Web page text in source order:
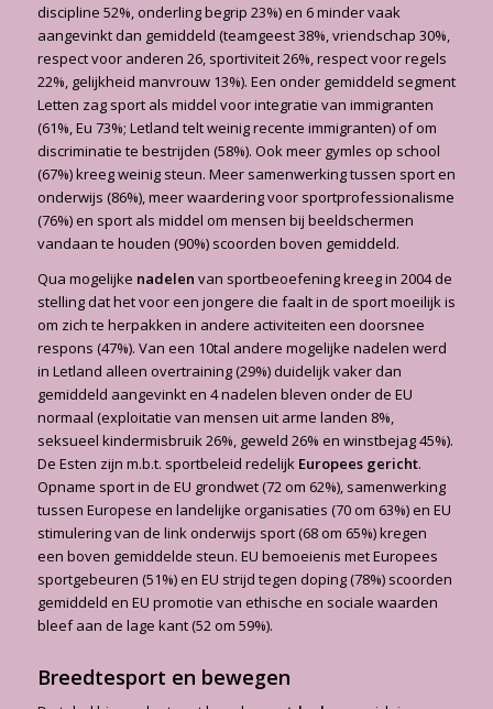
discipline 52%, onderling begrip 23%) en 6 minder vaak
aangevinkt dan gemiddeld (teamgeest 38%, vriendschap 30%,
respect voor anderen 26, sportiviteit 26%, respect voor regels
22%, gelijkheid manvrouw 13%). Een onder gemiddeld segment
Letten zag sport als middel voor integratie van immigranten
(61%, Eu 73%; Letland telt weinig recente immigranten) of om
discriminatie te bestrijden (58%). Ook meer gymles op school
(67%) kreeg weinig steun. Meer samenwerking tussen sport en
onderwijs (86%), meer waardering voor sportprofessionalisme
(76%) en sport als middel om mensen bij beeldschermen
vandaan te houden (90%) scoorden boven gemiddeld.
Qua mogelijke nadelen van sportbeoefening kreeg in 2004 de
stelling dat het voor een jongere die faalt in de sport moeilijk is
om zich te herpakken in andere activiteiten een doorsnee
respons (47%). Van een 10tal andere mogelijke nadelen werd
in Letland alleen overtraining (29%) duidelijk vaker dan
gemiddeld aangevinkt en 4 nadelen bleven onder de EU
normaal (exploitatie van mensen uit arme landen 8%,
seksueel kindermisbruik 26%, geweld 26% en winstbejag 45%).
De Esten zijn m.b.t. sportbeleid redelijk Europees gericht.
Opname sport in de EU grondwet (72 om 62%), samenwerking
tussen Europese en landelijke organisaties (70 om 63%) en EU
stimulering van de link onderwijs sport (68 om 65%) kregen
een boven gemiddelde steun. EU bemoeienis met Europees
sportgebeuren (51%) en EU strijd tegen doping (78%) scoorden
gemiddeld en EU promotie van ethische en sociale waarden
bleef aan de lage kant (52 om 59%).
Breedtesport en bewegen